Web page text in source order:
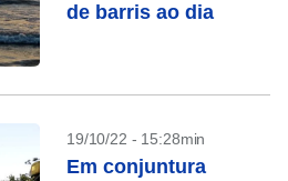
de barris ao dia
19/10/22 - 15:28min
Em conjuntura